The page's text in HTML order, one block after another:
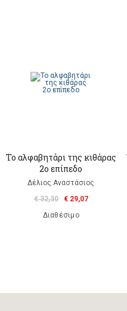
Το αλφαβητάρι της κιθάρας
2ο επίπεδο
Δέλιος Aναστάσιος
€ 32,30
€ 29,07
Διαθέσιμο